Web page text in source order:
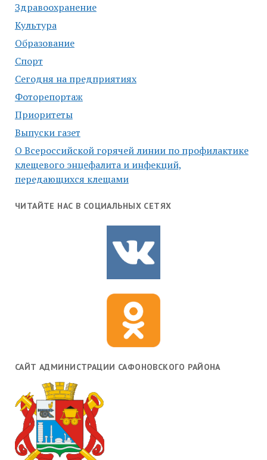
Здравоохранение
Культура
Образование
Спорт
Сегодня на предприятиях
Фоторепортаж
Приоритеты
Выпуски газет
О Всероссийской горячей линии по профилактике
клещевого энцефалита и инфекций,
передающихся клещами
ЧИТАЙТЕ НАС В СОЦИАЛЬНЫХ СЕТЯХ
САЙТ АДМИНИСТРАЦИИ САФОНОВСКОГО РАЙОНА